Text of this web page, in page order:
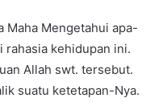
Maha Mengetahui apa-
rahasia kehidupan ini.
Allah swt. tersebut.
suatu ketetapan-Nya.